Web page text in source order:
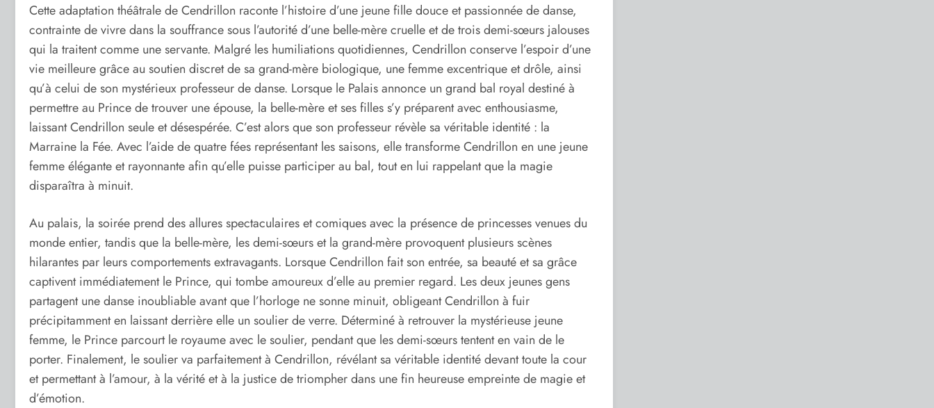
Cette adaptation théâtrale de Cendrillon raconte l’histoire d’une jeune fille douce et passionnée de danse,
contrainte de vivre dans la souffrance sous l’autorité d’une belle-mère cruelle et de trois demi-sœurs jalouses
qui la traitent comme une servante. Malgré les humiliations quotidiennes, Cendrillon conserve l’espoir d’une
vie meilleure grâce au soutien discret de sa grand-mère biologique, une femme excentrique et drôle, ainsi
qu’à celui de son mystérieux professeur de danse. Lorsque le Palais annonce un grand bal royal destiné à
permettre au Prince de trouver une épouse, la belle-mère et ses filles s’y préparent avec enthousiasme,
laissant Cendrillon seule et désespérée. C’est alors que son professeur révèle sa véritable identité : la
Marraine la Fée. Avec l’aide de quatre fées représentant les saisons, elle transforme Cendrillon en une jeune
femme élégante et rayonnante afin qu’elle puisse participer au bal, tout en lui rappelant que la magie
disparaîtra à minuit.
Au palais, la soirée prend des allures spectaculaires et comiques avec la présence de princesses venues du
monde entier, tandis que la belle-mère, les demi-sœurs et la grand-mère provoquent plusieurs scènes
hilarantes par leurs comportements extravagants. Lorsque Cendrillon fait son entrée, sa beauté et sa grâce
captivent immédiatement le Prince, qui tombe amoureux d’elle au premier regard. Les deux jeunes gens
partagent une danse inoubliable avant que l’horloge ne sonne minuit, obligeant Cendrillon à fuir
précipitamment en laissant derrière elle un soulier de verre. Déterminé à retrouver la mystérieuse jeune
femme, le Prince parcourt le royaume avec le soulier, pendant que les demi-sœurs tentent en vain de le
porter. Finalement, le soulier va parfaitement à Cendrillon, révélant sa véritable identité devant toute la cour
et permettant à l’amour, à la vérité et à la justice de triompher dans une fin heureuse empreinte de magie et
d’émotion.